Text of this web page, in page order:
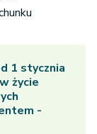
1 stycznia
życie
-